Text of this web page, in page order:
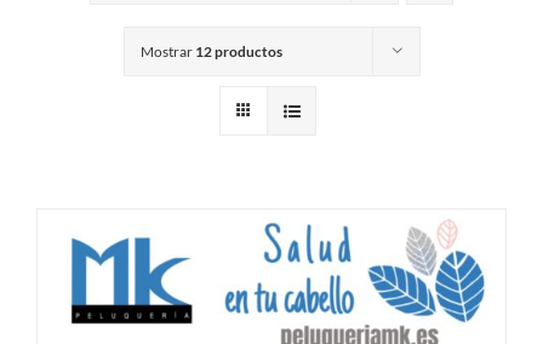
Mostrar 12 productos